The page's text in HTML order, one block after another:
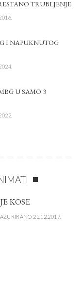
TRUBLJENJE
I NAPUKNUTOG
U SAMO 3
KOSE
22.12.2017.